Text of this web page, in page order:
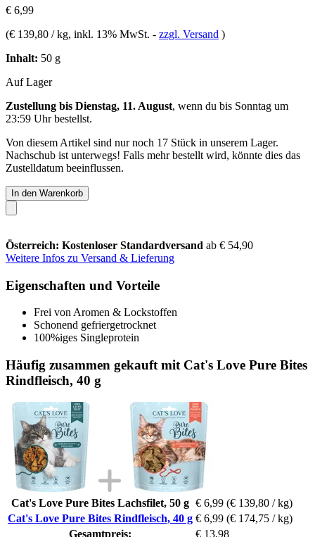
€ 6,99
(€ 139,80 / kg, inkl. 13% MwSt. - zzgl. Versand )
Inhalt: 50 g
Auf Lager
Zustellung bis Dienstag, 11. August, wenn du bis Sonntag um
23:59 Uhrbestellst.
Von diesem Artikel sind nur noch 17 Stück in unserem Lager.
Nachschub ist unterwegs! Falls mehr bestellt wird, könnte dies das
Zustelldatum beeinflussen.
In den Warenkorb
Österreich: Kostenloser Standardversand ab € 54,90
Weitere Infos zu Versand & Lieferung
Eigenschaften und Vorteile
Frei von Aromen & Lockstoffen
Schonend gefriergetrocknet
100%iges Singleprotein
Häufig zusammen gekauft mit Cat's Love Pure Bites
Rindfleisch, 40 g
Cat's Love Pure Bites Lachsfilet, 50 g € 6,99 (€ 139,80 / kg)
Cat's Love Pure Bites Rindfleisch, 40 g € 6,99 (€ 174,75 / kg)
Gesamtpreis:
€ 13,98